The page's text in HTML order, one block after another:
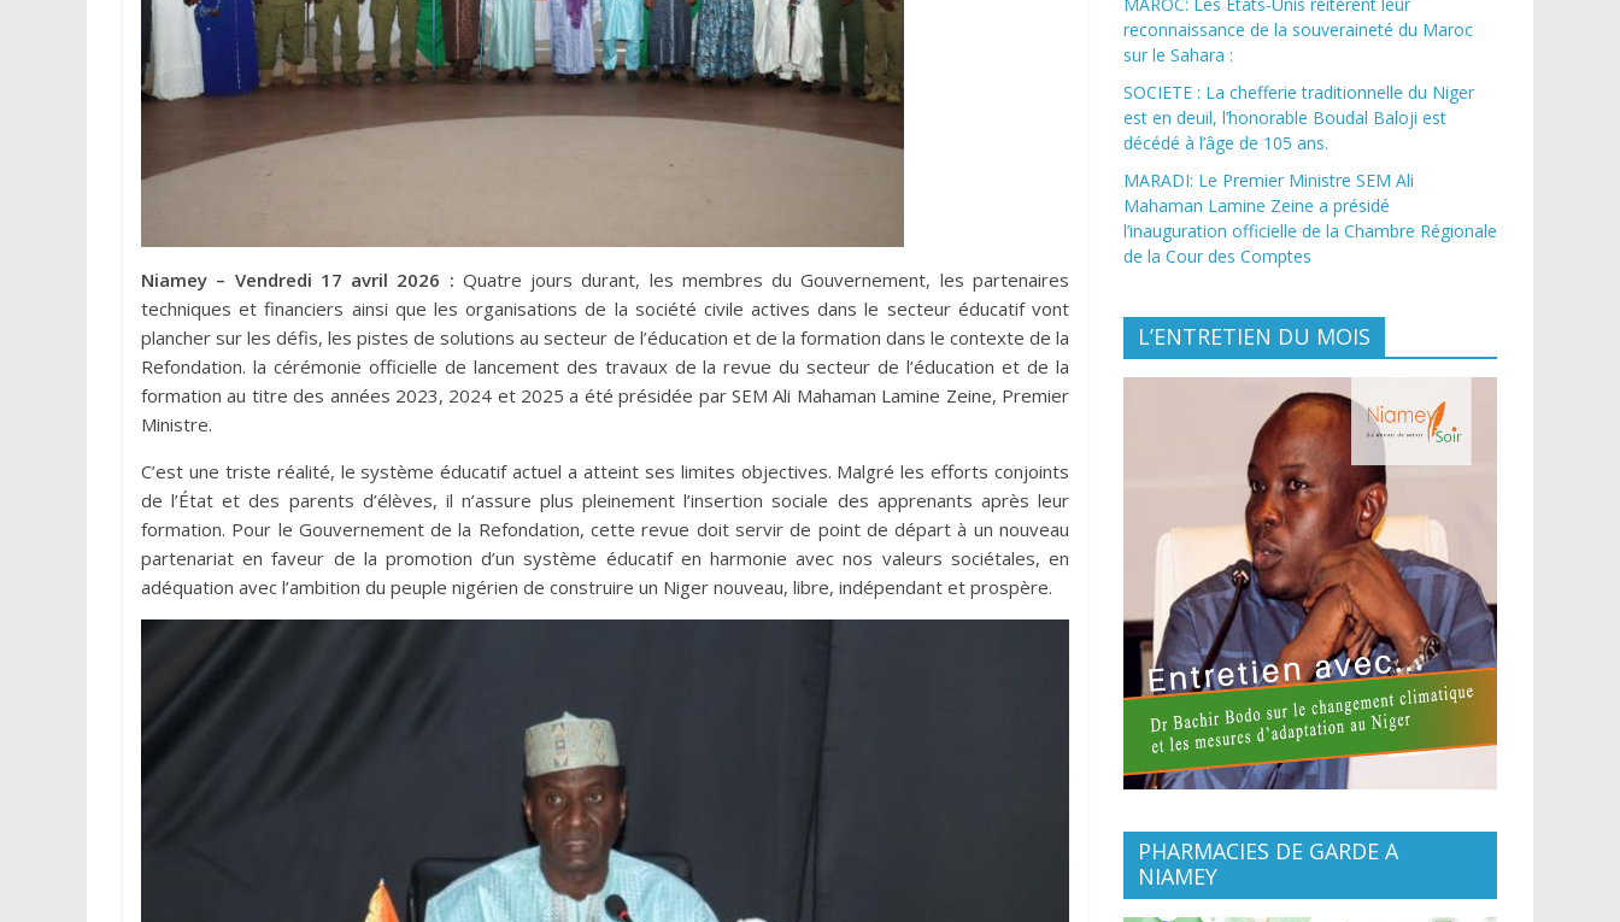
Niamey – Vendredi 17 avril 2026 : Quatre jours durant, les membres du Gouvernement, les partenaires
techniques et financiers ainsi que les organisations de la société civile actives dans le secteur éducatif vont
plancher sur les défis, les pistes de solutions au secteur de l’éducation et de la formation dans le contexte de la
Refondation. la cérémonie officielle de lancement des travaux de la revue du secteur de l’éducation et de la
formation au titre des années 2023, 2024 et 2025 a été présidée par SEM Ali Mahaman Lamine Zeine, Premier
Ministre.
C’est une triste réalité, le système éducatif actuel a atteint ses limites objectives. Malgré les efforts conjoints
de l’État et des parents d’élèves, il n’assure plus pleinement l’insertion sociale des apprenants après leur
formation. Pour le Gouvernement de la Refondation, cette revue doit servir de point de départ à un nouveau
partenariat en faveur de la promotion d’un système éducatif en harmonie avec nos valeurs sociétales, en
adéquation avec l’ambition du peuple nigérien de construire un Niger nouveau, libre, indépendant et prospère.
reconnaissance de la souveraineté du Maroc
sur le Sahara :
SOCIETE : La chefferie traditionnelle du Niger
est en deuil, l’honorable Boudal Baloji est
décédé à l’âge de 105 ans.
MARADI: Le Premier Ministre SEM Ali
Mahaman Lamine Zeine a présidé
l’inauguration officielle de la Chambre Régionale
de la Cour des Comptes
L’ENTRETIEN DU MOIS
PHARMACIES DE GARDE A
NIAMEY